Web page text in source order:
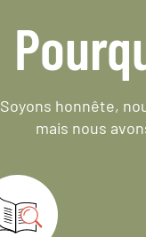
Soyons honnête,
mais nous